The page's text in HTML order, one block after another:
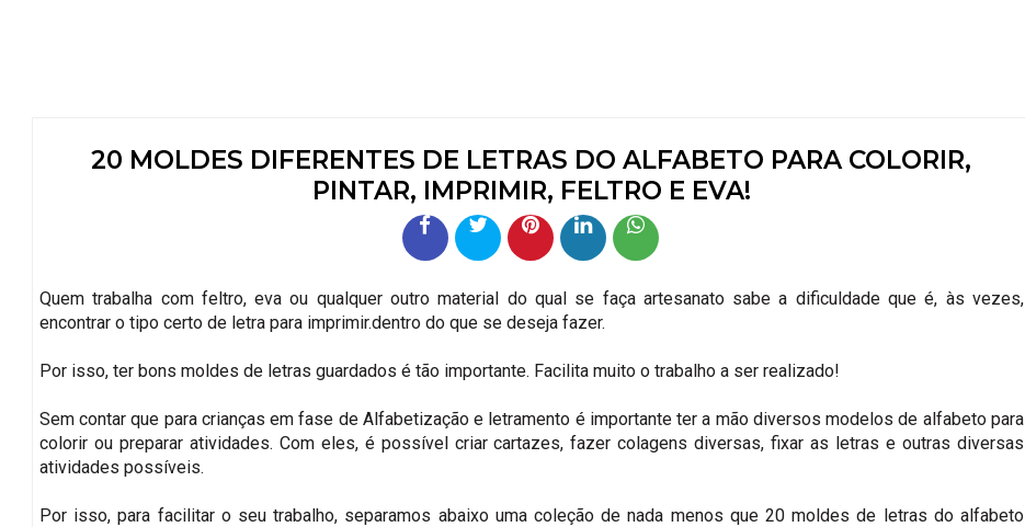
20 MOLDES DIFERENTES DE LETRAS DO ALFABETO PARA COLORIR,
PINTAR, IMPRIMIR, FELTRO E EVA!
Quem trabalha com feltro, eva ou qualquer outro material do qual se faça artesanato sabe a dificuldade que é, às vezes,
encontrar o tipo certo de letra para imprimir.dentro do que se deseja fazer.
Por isso, ter bons moldes de letras guardados é tão importante. Facilita muito o trabalho a ser realizado!
Sem contar que para crianças em fase de Alfabetização e letramento é importante ter a mão diversos modelos de alfabeto para
colorir ou preparar atividades. Com eles, é possível criar cartazes, fazer colagens diversas, fixar as letras e outras diversas
atividades possíveis.
Por isso, para facilitar o seu trabalho, separamos abaixo uma coleção de nada menos que 20 moldes de letras do alfabeto